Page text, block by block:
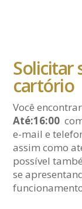
Solicitar
cartório
Você
Até:16:00
e-maile
assim como
possível
se